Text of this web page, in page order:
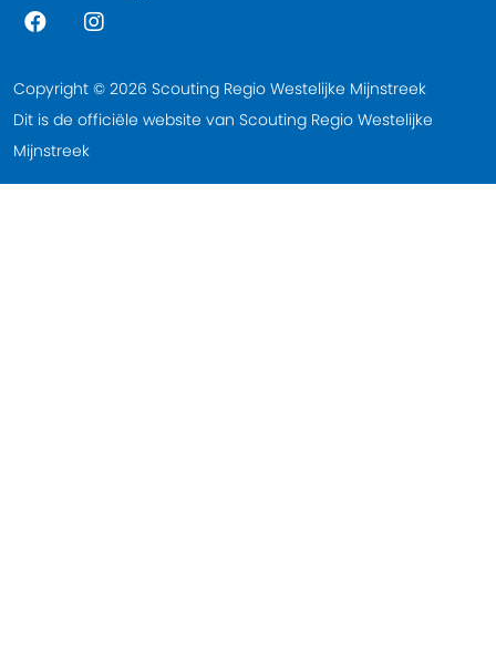
Copyright © 2026 Scouting Regio Westelijke Mijnstreek
Dit is de officiële website van Scouting Regio Westelijke
Mijnstreek